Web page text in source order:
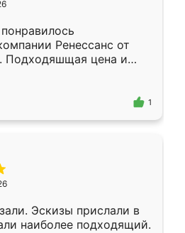
Ренессанс от
Подходяшщая цена и
Приехавший
Владислав
эскизу самый
1
Эскизы прислали в
наиболее подходящий.